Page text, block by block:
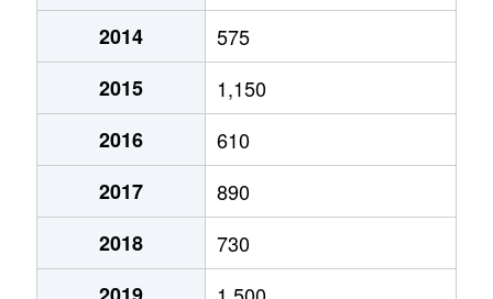
2014
575
2015
1,150
2016
610
2017
890
2018
730